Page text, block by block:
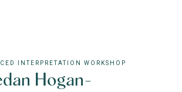
INTERPRETATION WORKSHOP
Hogan-